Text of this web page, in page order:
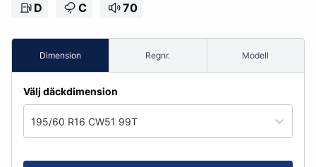
D C 70
Dimension Regnr. Modell
Välj däckdimension
195/60 R16 CW51 99T